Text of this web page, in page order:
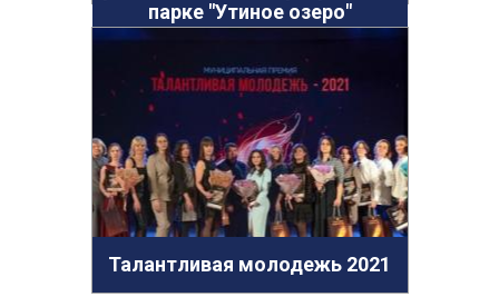
парке "Утиное озеро"
Талантливая молодежь 2021